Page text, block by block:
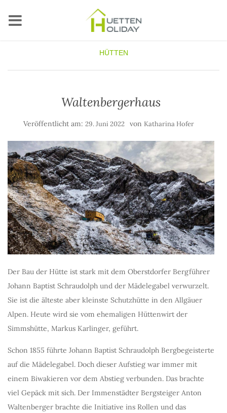
HÜTTEN
Waltenbergerhaus
Veröffentlicht am: 29. Juni 2022 von Katharina Hofer
Der Bau der Hütte ist stark mit dem Oberstdorfer Bergführer
Johann Baptist Schraudolph und der Mädelegabel verwurzelt.
Sie ist die älteste aber kleinste Schutzhütte in den Allgäuer
Alpen. Heute wird sie vom ehemaligen Hüttenwirt der
Simmshütte, Markus Karlinger, geführt.
Schon 1855 führte Johann Baptist Schraudolph Bergbegeisterte
auf die Mädelegabel. Doch dieser Aufstieg war immer mit
einem Biwakieren vor dem Abstieg verbunden. Das brachte
viel Gepäck mit sich. Der Immenstädter Bergsteiger Anton
Waltenberger brachte die Initiative ins Rollen und das